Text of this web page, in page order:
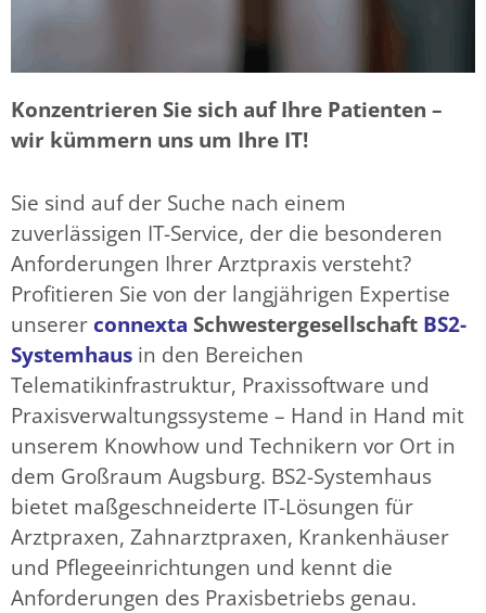
Konzentrieren Sie sich auf Ihre Patienten –
wir kümmern uns um Ihre IT!
Sie sind auf der Suche nach einem
zuverlässigen IT-Service, der die besonderen
Anforderungen Ihrer Arztpraxis versteht?
Profitieren Sie von der langjährigen Expertise
unserer connexta Schwestergesellschaft BS2-
Systemhaus in den Bereichen
Telematikinfrastruktur, Praxissoftware und
Praxisverwaltungssysteme – Hand in Hand mit
unserem Knowhow und Technikern vor Ort in
dem Großraum Augsburg. BS2-Systemhaus
bietet maßgeschneiderte IT-Lösungen für
Arztpraxen, Zahnarztpraxen, Krankenhäuser
und Pflegeeinrichtungen und kennt die
Anforderungen des Praxisbetriebs genau.